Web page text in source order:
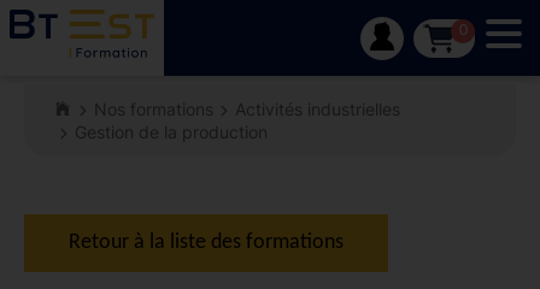
0
Nos formations
Activités industrielles
Gestion de la production
Retour à la liste des formations